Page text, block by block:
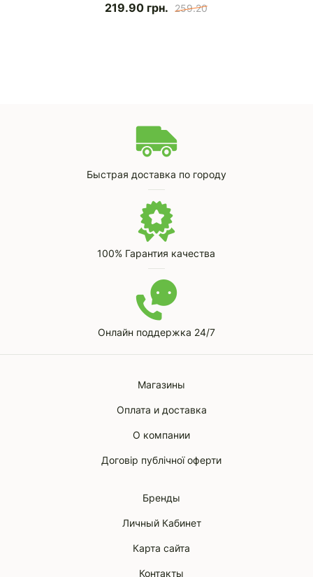
219.90 грн. 259.20
Быстрая доставка по городу
100% Гарантия качества
Онлайн поддержка 24/7
Магазины
Оплата и доставка
О компании
Договір публічної оферти
Бренды
Личный Кабинет
Карта сайта
Контакты